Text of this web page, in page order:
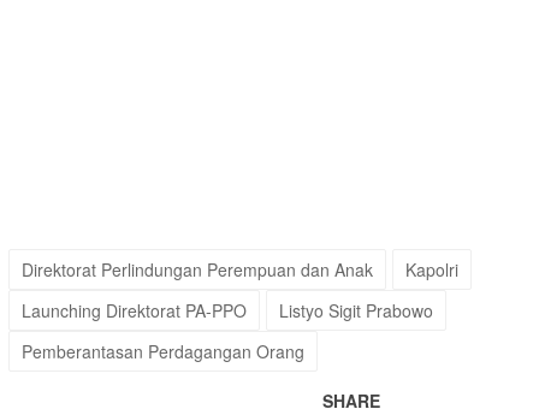
Direktorat Perlindungan Perempuan dan Anak
Kapolri
Launching Direktorat PA-PPO
Listyo Sigit Prabowo
Pemberantasan Perdagangan Orang
SHARE